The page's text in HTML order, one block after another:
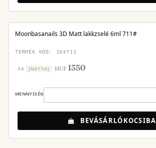
Moonbasanails 3D Matt lakkzselé 6ml 711#
TERMÉK KÓD: 104711
ÁR [NETTO] HUF1350
MENNYISÉG
BEVÁSÁRLÓKOCSIBA